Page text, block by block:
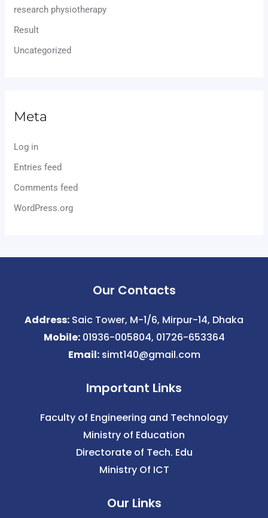
research physiotherapy
Result
Uncategorized
Meta
Log in
Entries feed
Comments feed
WordPress.org
Our Contacts
Address: Saic Tower, M-1/6, Mirpur-14, Dhaka
Mobile:01936-005804, 01726-653364
Email:simt140@gmail.com
Important Links
Faculty of Engineering and Technology
Ministry of Education
Directorate of Tech. Edu
Ministry Of ICT
Our Links